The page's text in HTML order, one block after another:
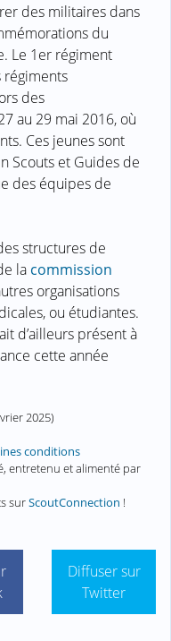
des militaires dans
du
Le 1er régiment
régiments
des
au 29 mai 2016, où
Ces jeunes sont
Scouts et Guides de
des équipes de
structures de
la commission
organisations
ou étudiantes.
d’ailleurs présent à
cette année
2025)
conditions
entretenu et alimenté par
surScoutConnection !
Diffuser sur
Twitter